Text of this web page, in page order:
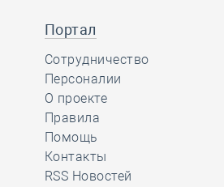
Портал
Сотрудничество
Персоналии
О проекте
Правила
Помощь
Контакты
RSS Новостей